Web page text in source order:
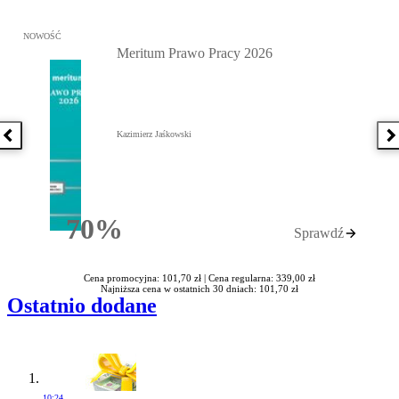
Poprzednia książka
Przejdź do: Meritum Prawo Pracy 2026, Kazimierz Jaśkowski -
NOWOŚĆ
70%Rabatu
Meritum Prawo Pracy 2026
Kazimierz Jaśkowski
Sprawdź
Cena promocyjna: 101,70 zł | Cena regularna: 339,00 zł
Najniższa cena w ostatnich 30 dniach: 101,70 zł
Ostatnio dodane